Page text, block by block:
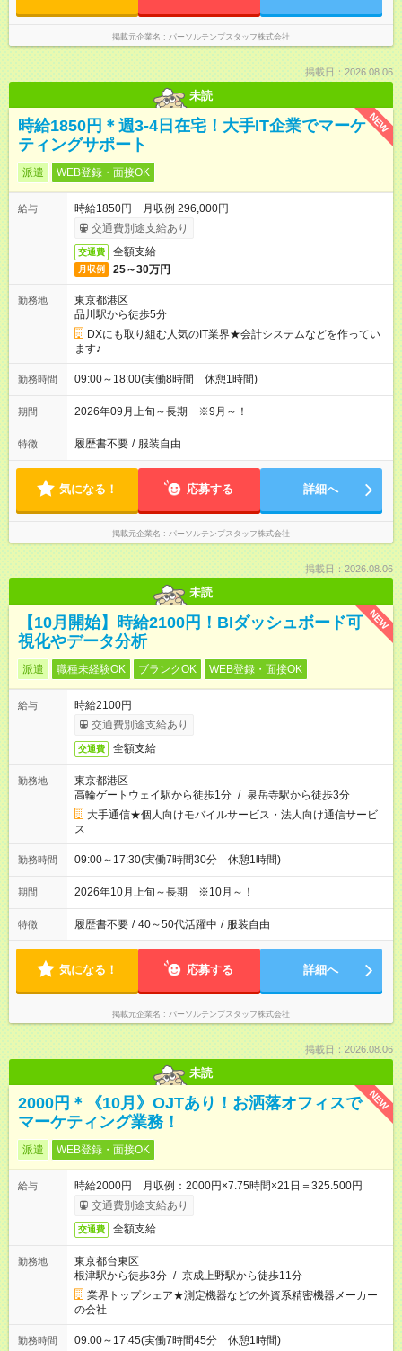
掲載元企業名 パーソルテンプスタッフ株式会社
掲載日：2026.08.06
未読
NEW
時給1850円＊週3-4日在宅！大手IT企業でマーケ
ティングサポート
派遣 WEB登録・面接OK
給与
時給1850円 月収例 296,000円
交通費別途支給あり
交通費 全額支給
月収例 25～30万円
勤務地
東京都港区
品川駅から徒歩5分
DXにも取り組む人気のIT業界★会計システムなどを作ってい
ます♪
勤務時間 09:00～18:00(実働8時間 休憩1時間)
期間 2026年09月上旬～長期 ※9月～！
特徴 履歴書不要 / 服装自由
気になる！ 応募する 詳細へ
掲載元企業名 パーソルテンプスタッフ株式会社
掲載日：2026.08.06
未読
NEW
【10月開始】時給2100円！BIダッシュボード可
視化やデータ分析
派遣 職種未経験OK ブランクOK WEB登録・面接OK
給与
時給2100円
交通費別途支給あり
交通費 全額支給
勤務地
東京都港区
高輪ゲートウェイ駅から徒歩1分 / 泉岳寺駅から徒歩3分
大手通信★個人向けモバイルサービス・法人向け通信サービ
ス
勤務時間 09:00～17:30(実働7時間30分 休憩1時間)
期間 2026年10月上旬～長期 ※10月～！
特徴 履歴書不要 / 40～50代活躍中 / 服装自由
気になる！ 応募する 詳細へ
掲載元企業名 パーソルテンプスタッフ株式会社
掲載日：2026.08.06
未読
NEW
2000円＊《10月》OJTあり！お洒落オフィスで
マーケティング業務！
派遣 WEB登録・面接OK
給与
時給2000円 月収例：2000円×7.75時間×21日＝325.500円
交通費別途支給あり
交通費 全額支給
勤務地
東京都台東区
根津駅から徒歩3分 / 京成上野駅から徒歩11分
業界トップシェア★測定機器などの外資系精密機器メーカー
の会社
勤務時間 09:00～17:45(実働7時間45分 休憩1時間)